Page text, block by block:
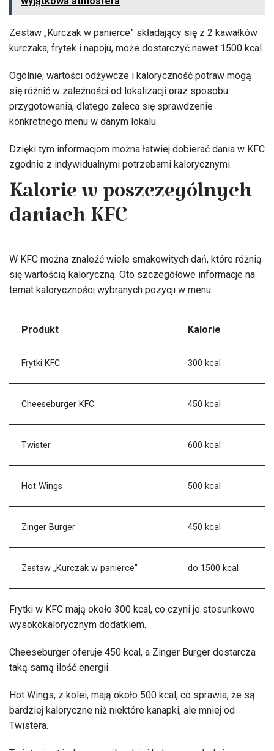
Zestaw „Kurczak w panierce” składający się z 2 kawałków
kurczaka, frytek i napoju, może dostarczyć nawet 1500 kcal.
Ogólnie, wartości odżywcze i kaloryczność potraw mogą
się różnić w zależności od lokalizacji oraz sposobu
przygotowania, dlatego zaleca się sprawdzenie
konkretnego menu w danym lokalu.
Dzięki tym informacjom można łatwiej dobierać dania w KFC
zgodnie z indywidualnymi potrzebami kalorycznymi.
Kalorie w poszczególnych
daniach KFC
W KFC można znaleźć wiele smakowitych dań, które różnią
się wartością kaloryczną. Oto szczegółowe informacje na
temat kaloryczności wybranych pozycji w menu:
Produkt Kalorie
Frytki KFC 300 kcal
Cheeseburger KFC 450 kcal
Twister 600 kcal
Hot Wings 500 kcal
Zinger Burger 450 kcal
Zestaw „Kurczak w panierce” do 1500 kcal
Frytki w KFC mają około 300 kcal, co czyni je stosunkowo
wysokokalorycznym dodatkiem.
Cheeseburger oferuje 450 kcal, a Zinger Burger dostarcza
taką samą ilość energii.
Hot Wings, z kolei, mają około 500 kcal, co sprawia, że są
bardziej kaloryczne niż niektóre kanapki, ale mniej od
Twistera.